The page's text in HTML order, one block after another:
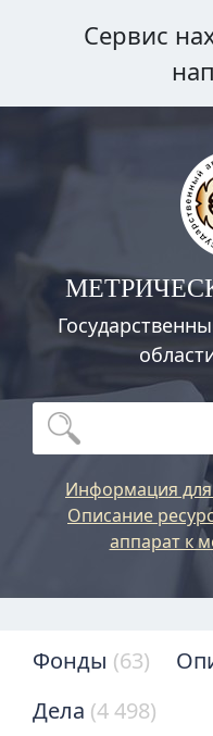
Сервис
Информация
Описание
аппарат к
Фонды (63)
Дела (4 498)